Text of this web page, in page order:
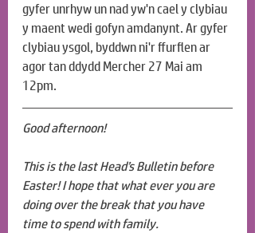
gyfer unrhyw un nad yw'n cael y clybiau
y maent wedi gofyn amdanynt. Ar gyfer
clybiau ysgol, byddwn ni'r ffurflen ar
agor tan ddydd Mercher 27 Mai am
12pm.
Good afternoon!
This is the last Head’s Bulletin before
Easter! I hope that what ever you are
doing over the break that you have
time to spend with family.